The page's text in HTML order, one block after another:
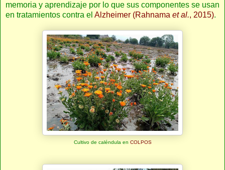
memoria y aprendizaje por lo que sus componentes se usan
en tratamientos contra el Alzheimer (Rahnama et al., 2015).
Cultivo de caléndula en COLPOS